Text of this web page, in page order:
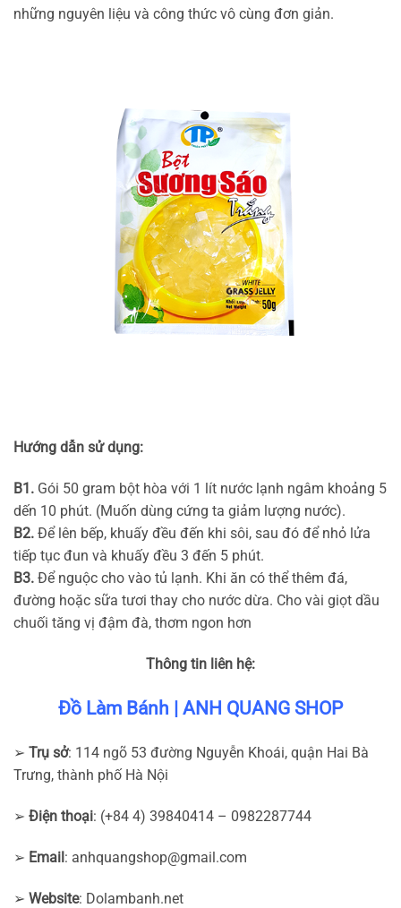
những nguyên liệu và công thức vô cùng đơn giản.
Hướng dẫn sử dụng:
B1. Gói 50 gram bột hòa với 1 lít nước lạnh ngâm khoảng 5
dến 10 phút. (Muốn dùng cứng ta giảm lượng nước).
B2. Để lên bếp, khuấy đều đến khi sôi, sau đó để nhỏ lửa
tiếp tục đun và khuấy đều 3 đến 5 phút.
B3. Để nguộc cho vào tủ lạnh. Khi ăn có thể thêm đá,
đường hoặc sữa tươi thay cho nước dừa. Cho vài giọt dầu
chuối tăng vị đậm đà, thơm ngon hơn
Thông tin liên hệ:
Đồ Làm Bánh | ANH QUANG SHOP
➢ Trụ sở: 114 ngõ 53 đường Nguyễn Khoái, quận Hai Bà
Trưng, thành phố Hà Nội
➢ Điện thoại: (+84 4) 39840414 – 0982287744
➢ Email: anhquangshop@gmail.com
➢ Website: Dolambanh.net